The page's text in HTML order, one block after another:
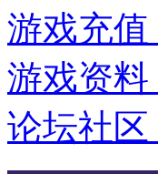
游戏充值
游戏资料
论坛社区